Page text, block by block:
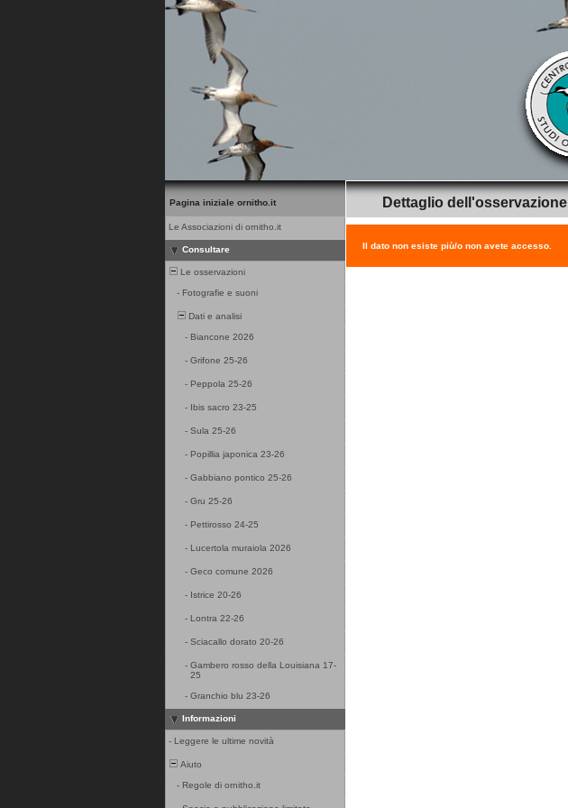
Pagina iniziale ornitho.it
Le Associazioni di ornitho.it
Consultare
Le osservazioni
- Fotografie e suoni
Dati e analisi
- Biancone 2026
- Grifone 25-26
- Peppola 25-26
- Ibis sacro 23-25
- Sula 25-26
- Popillia japonica 23-26
- Gabbiano pontico 25-26
- Gru 25-26
- Pettirosso 24-25
- Lucertola muraiola 2026
- Geco comune 2026
- Istrice 20-26
- Lontra 22-26
- Sciacallo dorato 20-26
- Gambero rosso della Louisiana 17-
25
- Granchio blu 23-26
Informazioni
- Leggere le ultime novità
Aiuto
- Regole di ornitho.it
Dettaglio dell'osservazione
Il dato non esiste più/o non avete accesso.